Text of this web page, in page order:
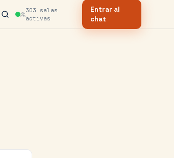
303 salas
activas
Entrar al
chat